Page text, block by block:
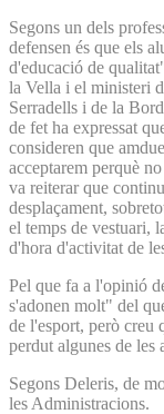
Segons un dels
defensen és que els
d'educació de
la Vella i el ministeri
Serradells i de la
de fet ha expressat
consideren que
acceptarem perquè
va reiterar que
desplaçament,
el temps de vestuari,
d'hora d'activitat de
Pel que fa a l'opinió
s'adonen molt" del
de l'esport, però creu
perdut algunes de les
Segons Deleris, de
les Administracions.